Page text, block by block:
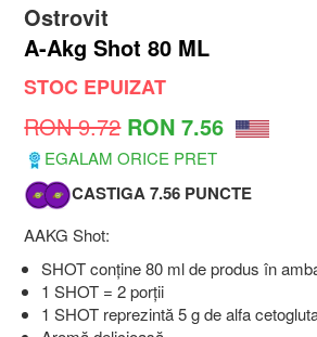
Ostrovit
A-Akg Shot 80 ML
STOC EPUIZAT
RON 9.72 RON 7.56
EGALAM ORICE PRET
CASTIGA 7.56 PUNCTE
AAKG Shot:
SHOT conține 80 ml de produs în
1 SHOT = 2 porții
1 SHOT reprezintă 5 g de alfa